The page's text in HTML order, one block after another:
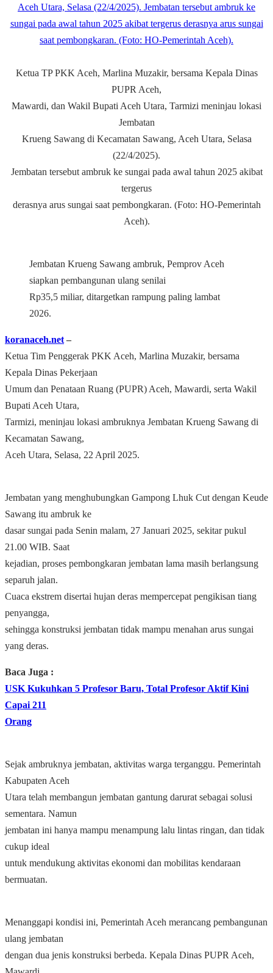
Ketua TP PKK Aceh, Marlina Muzakir, bersama Kepala Dinas
PUPR Aceh,
Mawardi, dan Wakil Bupati Aceh Utara, Tarmizi meninjau lokasi
Jembatan
Krueng Sawang di Kecamatan Sawang, Aceh Utara, Selasa
(22/4/2025).
Jembatan tersebut ambruk ke sungai pada awal tahun 2025 akibat
tergerus
derasnya arus sungai saat pembongkaran. (Foto: HO-Pemerintah
Aceh).
Jembatan Krueng Sawang ambruk, Pemprov Aceh
siapkan pembangunan ulang senilai
Rp35,5 miliar, ditargetkan rampung paling lambat
2026.
koranaceh.net –
Ketua Tim Penggerak PKK Aceh, Marlina Muzakir, bersama
Kepala Dinas Pekerjaan
Umum dan Penataan Ruang (PUPR) Aceh, Mawardi, serta Wakil
Bupati Aceh Utara,
Tarmizi, meninjau lokasi ambruknya Jembatan Krueng Sawang di
Kecamatan Sawang,
Aceh Utara, Selasa, 22 April 2025.
Jembatan yang menghubungkan Gampong Lhuk Cut dengan Keude
Sawang itu ambruk ke
dasar sungai pada Senin malam, 27 Januari 2025, sekitar pukul
21.00 WIB. Saat
kejadian, proses pembongkaran jembatan lama masih berlangsung
separuh jalan.
Cuaca ekstrem disertai hujan deras mempercepat pengikisan tiang
penyangga,
sehingga konstruksi jembatan tidak mampu menahan arus sungai
yang deras.
Baca Juga :
USK Kukuhkan 5 Profesor Baru, Total Profesor Aktif Kini
Capai 211
Orang
Sejak ambruknya jembatan, aktivitas warga terganggu. Pemerintah
Kabupaten Aceh
Utara telah membangun jembatan gantung darurat sebagai solusi
sementara. Namun
jembatan ini hanya mampu menampung lalu lintas ringan, dan tidak
cukup ideal
untuk mendukung aktivitas ekonomi dan mobilitas kendaraan
bermuatan.
Menanggapi kondisi ini, Pemerintah Aceh merancang pembangunan
ulang jembatan
dengan dua jenis konstruksi berbeda. Kepala Dinas PUPR Aceh,